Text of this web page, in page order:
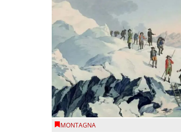
MONTAGNA